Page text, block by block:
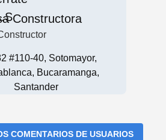
Constructora
#110-40, Sotomayor,
Bucaramanga,
Santander
COMENTARIOS DE USUARIOS